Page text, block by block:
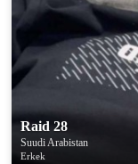
Raid 28
Suudi Arabistan
Erkek